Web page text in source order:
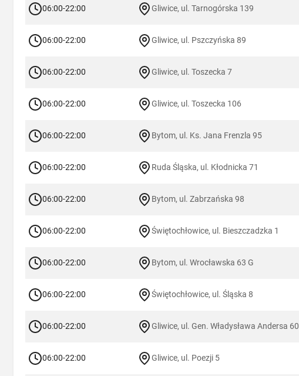
06:00-22:00 Gliwice, ul. Tarnogórska 139
06:00-22:00 Gliwice, ul. Pszczyńska 89
06:00-22:00 Gliwice, ul. Toszecka 7
06:00-22:00 Gliwice, ul. Toszecka 106
06:00-22:00 Bytom, ul. Ks. Jana Frenzla 95
06:00-22:00 Ruda Śląska, ul. Kłodnicka 71
06:00-22:00 Bytom, ul. Zabrzańska 98
06:00-22:00 Świętochłowice, ul. Bieszczadzka 1
06:00-22:00 Bytom, ul. Wrocławska 63 G
06:00-22:00 Świętochłowice, ul. Śląska 8
06:00-22:00 Gliwice, ul. Gen. Władysława Andersa 60
06:00-22:00 Gliwice, ul. Poezji 5